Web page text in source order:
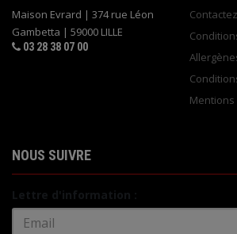
Maison Evrard | 374 rue Léon
Gambetta | 59000 LILLE
03 28 38 07 00
Mentions
NOUS SUIVRE
Lettre d'information :